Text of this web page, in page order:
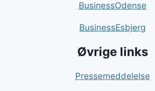
BusinessOdense
BusinessEsbjerg
Øvrige links
Pressemeddelelse